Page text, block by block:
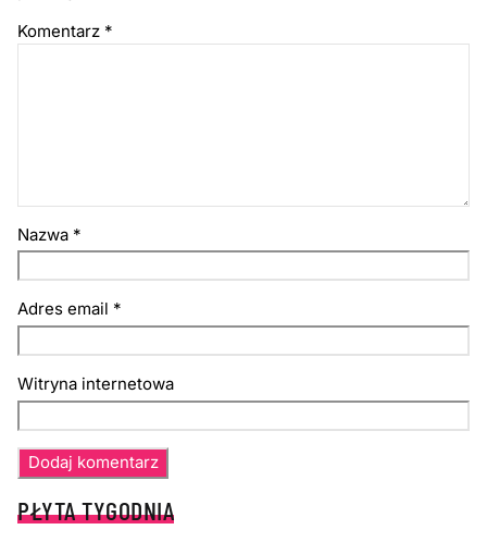
Komentarz *
Nazwa *
Adres email *
Witryna internetowa
PŁYTA TYGODNIA